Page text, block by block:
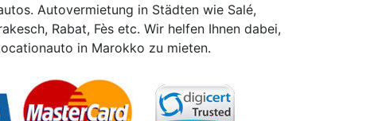
Autovermietung in Städten wie Salé,
Rabat, Fès etc. Wir helfen Ihnen dabei,
in Marokko zu mieten.